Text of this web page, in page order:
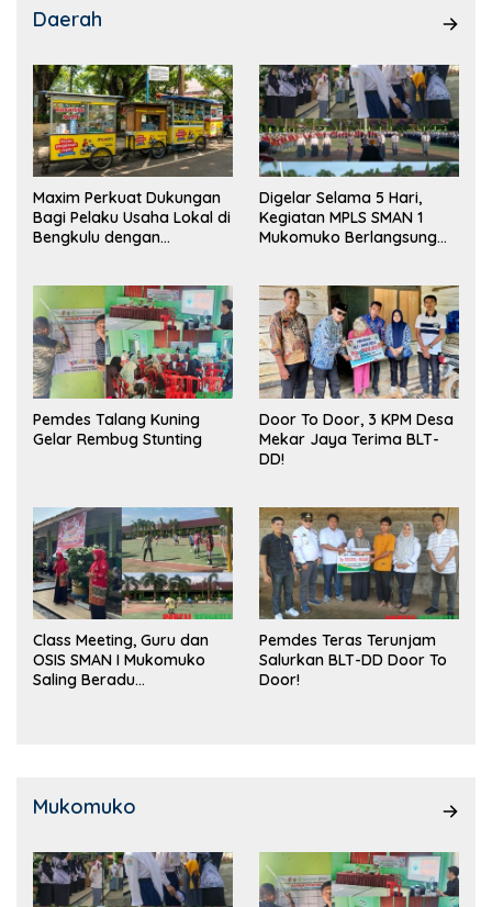
Daerah
Maxim Perkuat Dukungan
Bagi Pelaku Usaha Lokal di
Bengkulu dengan
Pasar
Digelar Selama 5 Hari,
Kegiatan MPLS SMAN 1
Mukomuko Berlangsung
Pemdes Talang Kuning
Gelar Rembug Stunting
Door To Door, 3 KPM Desa
Mekar Jaya Terima BLT-
DD!
Class Meeting, Guru dan
OSIS SMAN I Mukomuko
Saling Beradu
Pemdes Teras Terunjam
Salurkan BLT-DD Door To
Door!
Mukomuko